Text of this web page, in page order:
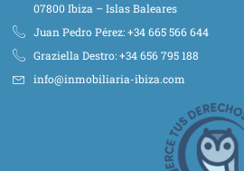
07800 Ibiza – Islas Baleares
Juan Pedro Pérez: +34 665 566 644
Graziella Destro: +34 656 795 188
info@inmobiliaria-ibiza.com